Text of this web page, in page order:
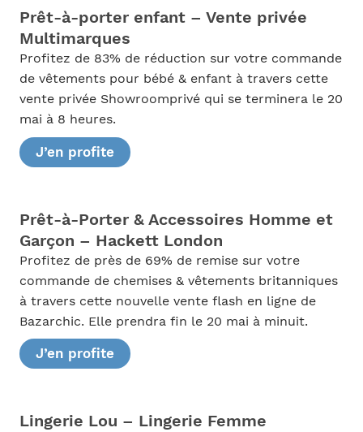
Prêt-à-porter enfant – Vente privée
Multimarques
Profitez de 83% de réduction sur votre commande
de vêtements pour bébé & enfant à travers cette
vente privée Showroomprivé qui se terminera le 20
mai à 8 heures.
J’en profite
Prêt-à-Porter & Accessoires Homme et
Garçon – Hackett London
Profitez de près de 69% de remise sur votre
commande de chemises & vêtements britanniques
à travers cette nouvelle vente flash en ligne de
Bazarchic. Elle prendra fin le 20 mai à minuit.
J’en profite
Lingerie Lou – Lingerie Femme